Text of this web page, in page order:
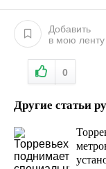
Добавить
в мою ленту
0
Другие статьи